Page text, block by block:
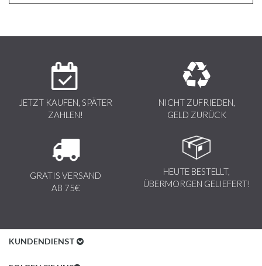
JETZT KAUFEN, SPÄTER
ZAHLEN!
NICHT ZUFRIEDEN,
GELD ZURÜCK
GRATIS VERSAND
AB 75€
HEUTE BESTELLT,
ÜBERMORGEN GELIEFERT!
KUNDENDIENST
Kundenservice